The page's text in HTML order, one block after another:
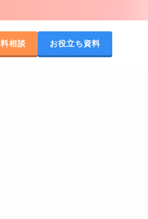
相談 お役立ち資料